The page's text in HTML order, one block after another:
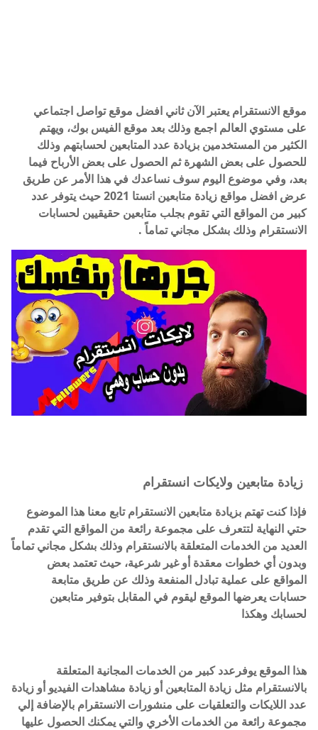
موقع الانستقرام يعتبر الآن ثاني افضل موقع تواصل اجتماعي
على مستوي العالم اجمع وذلك بعد موقع الفيس بوك، ويهتم
الكثير من المستخدمين بزيادة عدد المتابعين لحسابتهم وذلك
للحصول على بعض الشهرة ثم الحصول على بعض الأرباح فيما
بعد، وفي موضوع اليوم سوف نساعدك في هذا الأمر عن طريق
عرض افضل مواقع زيادة متابعين انستا 2021 حيث يتوفر عدد
كبير من المواقع التي تقوم بجلب متابعين حقيقيين لحسابات
الانستقرام وذلك بشكل مجاني تماماً .
زيادة متابعين ولايكات انستقرام
فإذا كنت تهتم بزيادة متابعين الانستقرام تابع معنا هذا الموضوع
حتي النهاية لتتعرف على مجموعة رائعة من المواقع التي تقدم
العديد من الخدمات المتعلقة بالانستقرام وذلك بشكل مجاني تماماً
وبدون أي خطوات معقدة أو غير شرعية، حيث تعتمد بعض
المواقع على عملية تبادل المنفعة وذلك عن طريق متابعة
حسابات يعرضها الموقع ليقوم في المقابل بتوفير متابعين
لحسابك وهكذا
هذا الموقع يوفرعدد كبير من الخدمات المجانية المتعلقة
بالانستقرام مثل زيادة المتابعين أو زيادة مشاهدات الفيديو أو زيادة
عدد اللايكات والتعلقيات على منشورات الانستقرام بالإضافة إلي
مجموعة رائعة من الخدمات الأخري والتي يمكنك الحصول عليها